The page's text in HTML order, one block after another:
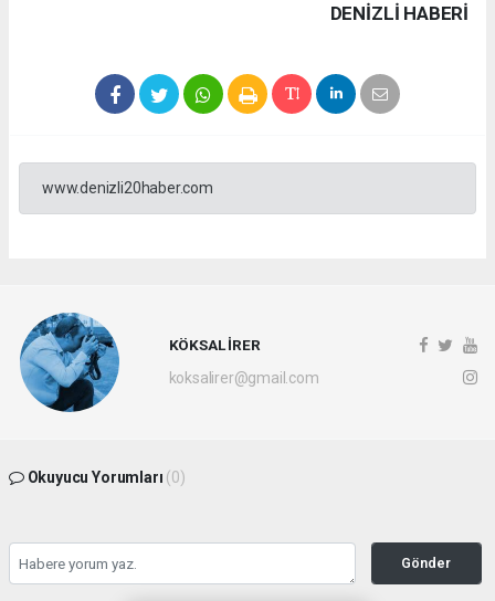
DENIZLI HABERİ
www.denizli20haber.com
KÖKSAL İRER
koksalirer@gmail.com
Okuyucu Yorumları (0)
Gönder